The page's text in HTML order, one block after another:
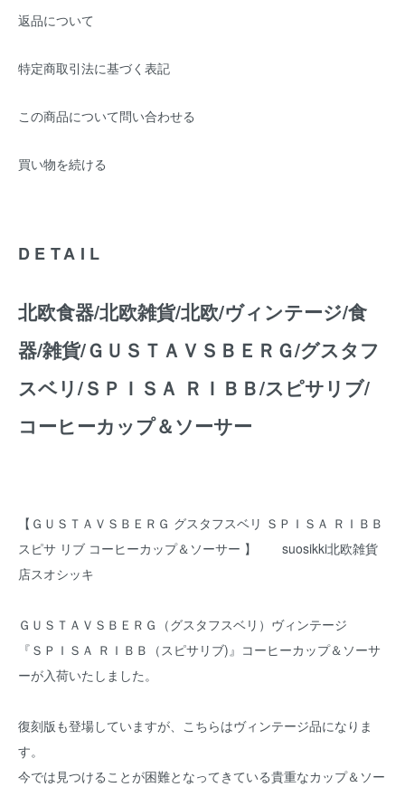
返品について
特定商取引法に基づく表記
この商品について問い合わせる
買い物を続ける
DETAIL
北欧食器/北欧雑貨/北欧/ヴィンテージ/食
器/雑貨/ＧＵＳＴＡＶＳＢＥＲＧ/グスタフ
スベリ/ＳＰＩＳＡ ＲＩＢＢ/スピサリブ/
コーヒーカップ＆ソーサー
【ＧＵＳＴＡＶＳＢＥＲＧ グスタフスベリ ＳＰＩＳＡ ＲＩＢＢ
スピサ リブ コーヒーカップ＆ソーサー 】 suosikki北欧雑貨
店スオシッキ
ＧＵＳＴＡＶＳＢＥＲＧ（グスタフスベリ）ヴィンテージ
『ＳＰＩＳＡ ＲＩＢＢ（スピサリブ)』コーヒーカップ＆ソーサ
ーが入荷いたしました。
復刻版も登場していますが、こちらはヴィンテージ品になりま
す。
今では見つけることが困難となってきている貴重なカップ＆ソー